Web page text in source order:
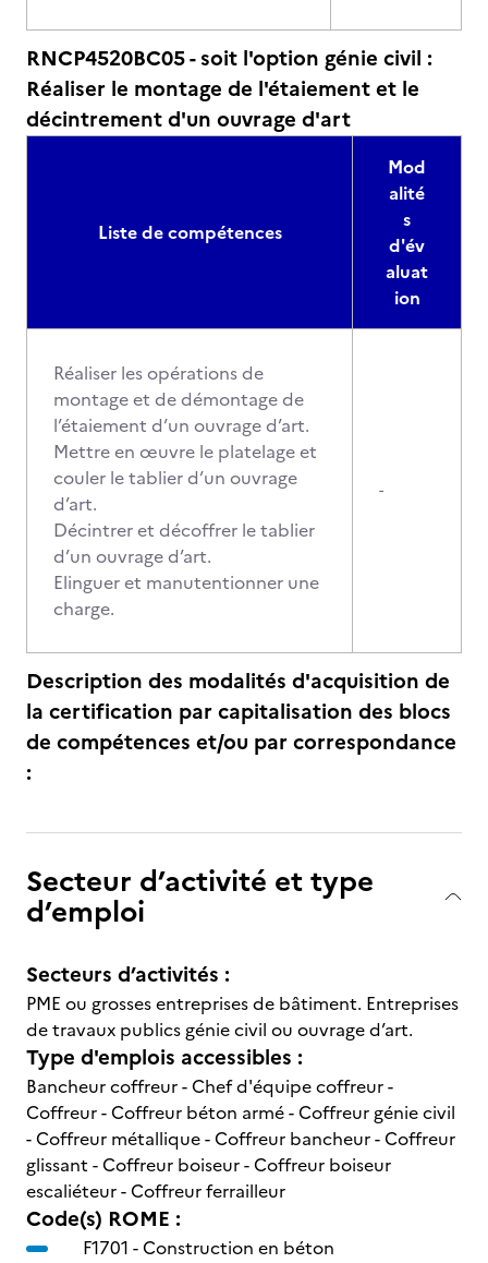
RNCP4520BC05 - soit l'option génie civil :
Réaliser le montage de l'étaiement et le
décintrement d'un ouvrage d'art
Liste de compétences
Mod
alité
s
d'év
aluat
ion
Réaliser les opérations de
montage et de démontage de
l’étaiement d’un ouvrage d’art.
Mettre en œuvre le platelage et
couler le tablier d’un ouvrage
d’art.
Décintrer et décoffrer le tablier
d’un ouvrage d’art.
Elinguer et manutentionner une
charge.
-
Description des modalités d'acquisition de
la certification par capitalisation des blocs
de compétences et/ou par correspondance
:
Secteur d’activité et type
d’emploi
Secteurs d’activités :
PME ou grosses entreprises de bâtiment. Entreprises
de travaux publics génie civil ou ouvrage d’art.
Type d'emplois accessibles :
Bancheur coffreur - Chef d'équipe coffreur -
Coffreur - Coffreur béton armé - Coffreur génie civil
- Coffreur métallique - Coffreur bancheur - Coffreur
glissant - Coffreur boiseur - Coffreur boiseur
escaliéteur - Coffreur ferrailleur
Code(s) ROME :
F1701 -Construction en béton